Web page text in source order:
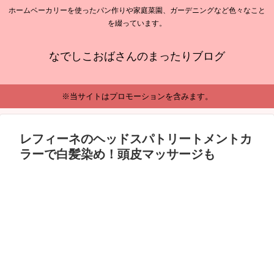
ホームベーカリーを使ったパン作りや家庭菜園、ガーデニングなど色々なこと
を綴っています。
なでしこおばさんのまったりブログ
※当サイトはプロモーションを含みます。
レフィーネのヘッドスパトリートメントカ
ラーで白髪染め！頭皮マッサージも